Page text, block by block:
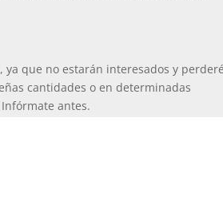
ya que no estarán interesados y
cantidades o en determinadas
antes.